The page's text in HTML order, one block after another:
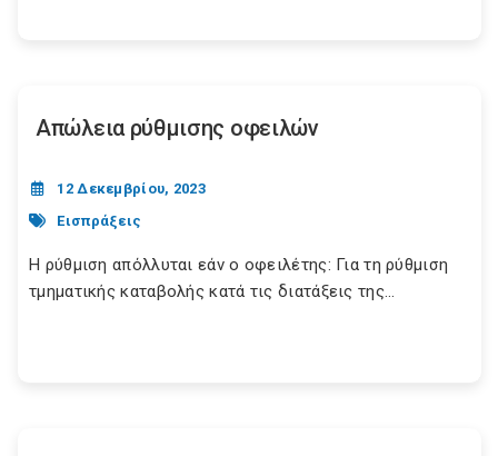
Απώλεια ρύθμισης οφειλών
12 Δεκεμβρίου, 2023
Εισπράξεις
Η ρύθμιση απόλλυται εάν ο οφειλέτης: Για τη ρύθμιση
τμηματικής καταβολής κατά τις διατάξεις της...